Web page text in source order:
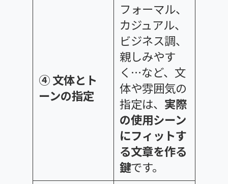
④ 文体とト
ーンの指定
フォーマル、
カジュアル、
ビジネス調、
親しみやす
く…など、文
体や雰囲気の
指定は、 実際
の使用シーン
にフィットす
る文章を作る
鍵です。